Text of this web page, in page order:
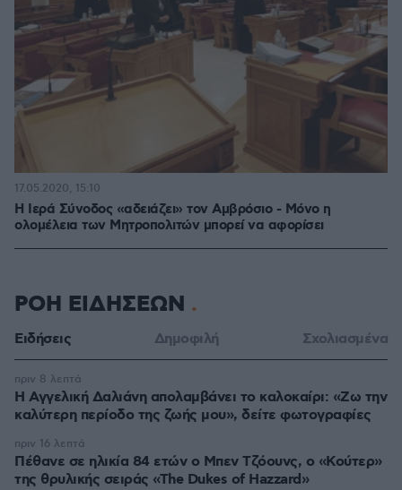
Η Ιερά Σύνοδος «αδειάζει» τον Αμβρόσιο - Μόνο η
ολομέλεια των Μητροπολιτών μπορεί να αφορίσει
17.05.2020, 15:10
ΡΟΗ ΕΙΔΗΣΕΩΝ
Ειδήσεις Δημοφιλή Σχολιασμένα
Η Αγγελική Δαλιάνη απολαμβάνει το καλοκαίρι: «Ζω την
καλύτερη περίοδο της ζωής μου», δείτε φωτογραφίες
πριν 8 λεπτά
Πέθανε σε ηλικία 84 ετών ο Μπεν Τζόουνς, ο «Κούτερ»
της θρυλικής σειράς «The Dukes of Hazzard»
πριν 16 λεπτά